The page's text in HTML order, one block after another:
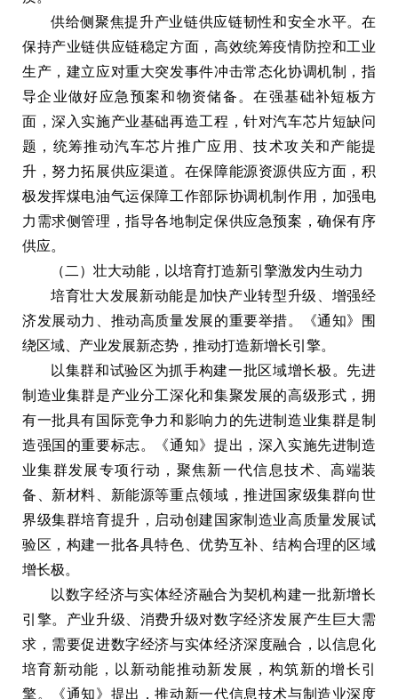
供给侧聚焦提升产业链供应链韧性和安全水平。在
保持产业链供应链稳定方面，高效统筹疫情防控和工业
生产，建立应对重大突发事件冲击常态化协调机制，指
导企业做好应急预案和物资储备。在强基础补短板方
面，深入实施产业基础再造工程，针对汽车芯片短缺问
题，统筹推动汽车芯片推广应用、技术攻关和产能提
升，努力拓展供应渠道。在保障能源资源供应方面，积
极发挥煤电油气运保障工作部际协调机制作用，加强电
力需求侧管理，指导各地制定保供应急预案，确保有序
供应。
（二）壮大动能，以培育打造新引擎激发内生动力
培育壮大发展新动能是加快产业转型升级、增强经
济发展动力、推动高质量发展的重要举措。《通知》围
绕区域、产业发展新态势，推动打造新增长引擎。
以集群和试验区为抓手构建一批区域增长极。先进
制造业集群是产业分工深化和集聚发展的高级形式，拥
有一批具有国际竞争力和影响力的先进制造业集群是制
造强国的重要标志。《通知》提出，深入实施先进制造
业集群发展专项行动，聚焦新一代信息技术、高端装
备、新材料、新能源等重点领域，推进国家级集群向世
界级集群培育提升，启动创建国家制造业高质量发展试
验区，构建一批各具特色、优势互补、结构合理的区域
增长极。
以数字经济与实体经济融合为契机构建一批新增长
引擎。产业升级、消费升级对数字经济发展产生巨大需
求，需要促进数字经济与实体经济深度融合，以信息化
培育新动能，以新动能推动新发展，构筑新的增长引
擎。《通知》提出，推动新一代信息技术与制造业深度